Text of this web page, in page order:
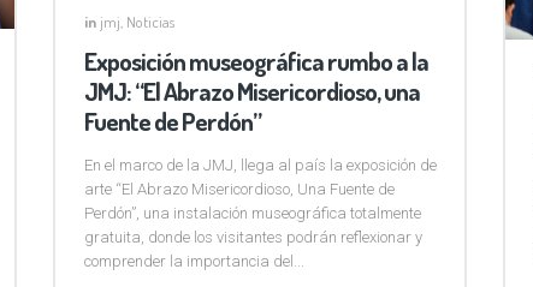
in jmj Noticias
Exposición museográfica rumbo a la
JMJ: “El Abrazo Misericordioso, una
Fuente de Perdón”
En el marco de la JMJ, llega al país la exposición de
arte “El Abrazo Misericordioso, Una Fuente de
Perdón”, una instalación museográfica totalmente
gratuita, donde los visitantes podrán reflexionar y
comprender la importancia del...